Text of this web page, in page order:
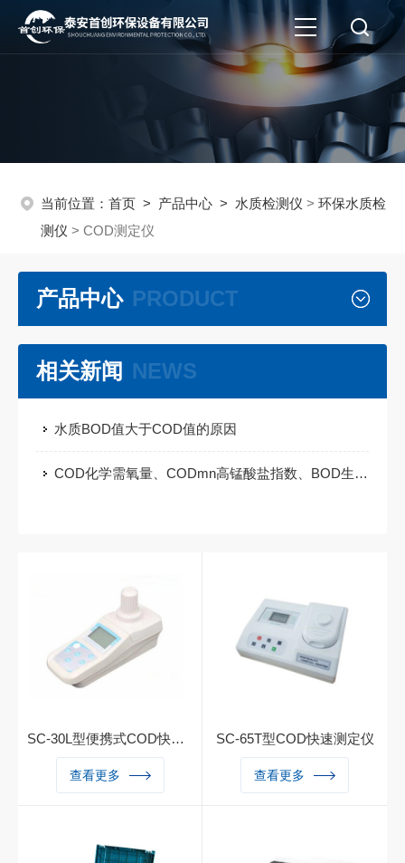
当前位置： 首页 > 产品中心 > 水质检测仪 > 环保水质检
测仪 > COD测定仪
PRODUCT
产品中心
NEWS
相关新闻
水质BOD值大于COD值的原因
COD化学需氧量、CODmn高锰酸盐指数、BOD生化需氧量检测分析问题汇总
SC-30L型便携式COD快速测定仪
便携式COD快速测定仪，便
携式COD测定仪，便携式CO
仪，便携式COD快速测定
查看更多
SC-65T型COD快速测定仪
COD快速测定仪，无论从稳
定性、准确性、还是测定范
查看更多